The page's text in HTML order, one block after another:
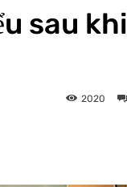
sau khi
2020